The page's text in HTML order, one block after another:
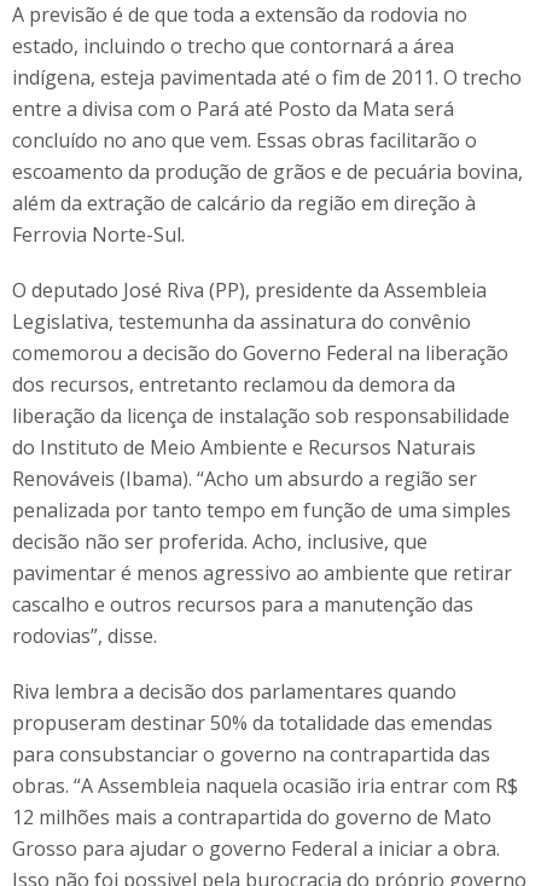
A previsão é de que toda a extensão da rodovia no
estado, incluindo o trecho que contornará a área
indígena, esteja pavimentada até o fim de 2011. O trecho
entre a divisa com o Pará até Posto da Mata será
concluído no ano que vem. Essas obras facilitarão o
escoamento da produção de grãos e de pecuária bovina,
além da extração de calcário da região em direção à
Ferrovia Norte-Sul.
O deputado José Riva (PP), presidente da Assembleia
Legislativa, testemunha da assinatura do convênio
comemorou a decisão do Governo Federal na liberação
dos recursos, entretanto reclamou da demora da
liberação da licença de instalação sob responsabilidade
do Instituto de Meio Ambiente e Recursos Naturais
Renováveis (Ibama). “Acho um absurdo a região ser
penalizada por tanto tempo em função de uma simples
decisão não ser proferida. Acho, inclusive, que
pavimentar é menos agressivo ao ambiente que retirar
cascalho e outros recursos para a manutenção das
rodovias”, disse.
Riva lembra a decisão dos parlamentares quando
propuseram destinar 50% da totalidade das emendas
para consubstanciar o governo na contrapartida das
obras. “A Assembleia naquela ocasião iria entrar com R$
12 milhões mais a contrapartida do governo de Mato
Grosso para ajudar o governo Federal a iniciar a obra.
Isso não foi possivel pela burocracia do próprio governo